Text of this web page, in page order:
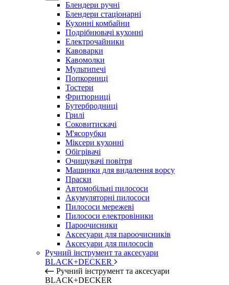
Блендери ручні
Блендери стаціонарні
Кухонні комбайни
Подрібнювачі кухонні
Електрочайники
Кавоварки
Кавомолки
Мультипечі
Попкорниці
Тостери
Фритюрниці
Бутербродниці
Грилі
Соковитискачі
М'ясорубки
Міксери кухонні
Обігрівачі
Очищувачі повітря
Машинки для видалення ворсу
Праски
Автомобільні пилососи
Акумуляторні пилососи
Пилососи мережеві
Пилососи електровіники
Пароочисники
Аксесуари для пароочисників
Аксесуари для пилососів
Ручний інструмент та аксесуари
BLACK+DECKER
Ручний інструмент та аксесуари
BLACK+DECKER